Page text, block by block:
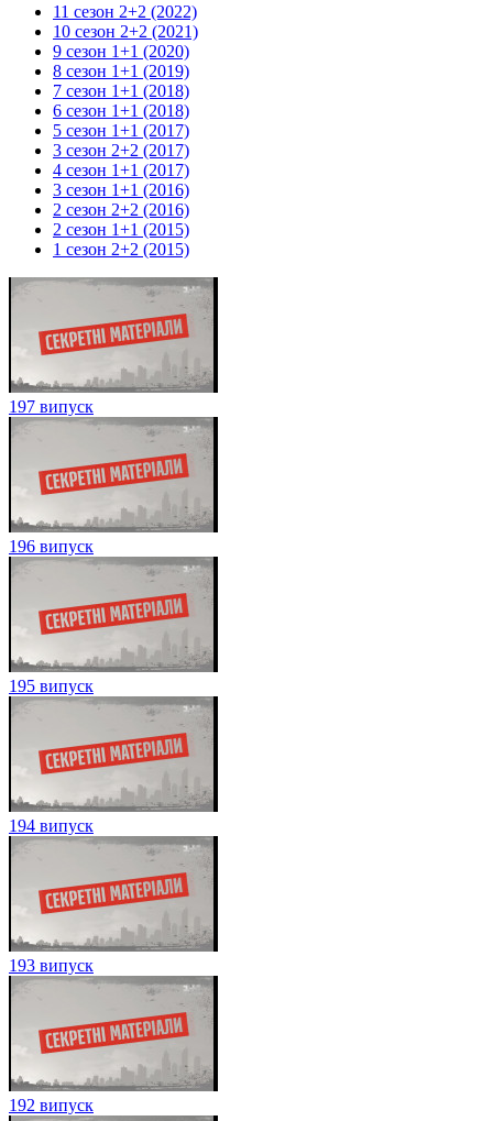
11 сезон 2+2 (2022)
10 сезон 2+2 (2021)
9 сезон 1+1 (2020)
8 сезон 1+1 (2019)
7 сезон 1+1 (2018)
6 сезон 1+1 (2018)
5 сезон 1+1 (2017)
3 сезон 2+2 (2017)
4 сезон 1+1 (2017)
3 сезон 1+1 (2016)
2 сезон 2+2 (2016)
2 сезон 1+1 (2015)
1 сезон 2+2 (2015)
197 випуск
196 випуск
195 випуск
194 випуск
193 випуск
192 випуск